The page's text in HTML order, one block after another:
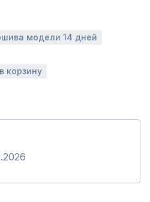
модели 14 дней
корзину